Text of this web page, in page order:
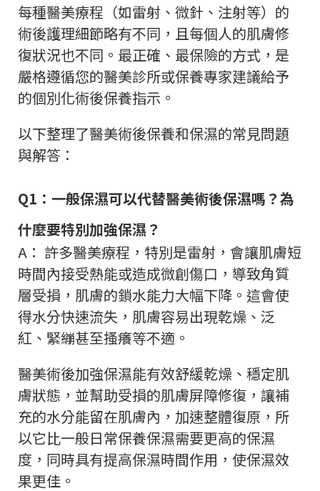
每種醫美療程（如雷射、微針、注射等）的
術後護理細節略有不同，且每個人的肌膚修
復狀況也不同。最正確、最保險的方式，是
嚴格遵循您的醫美診所或保養專家建議給予
的個別化術後保養指示。
以下整理了醫美術後保養和保濕的常見問題
與解答：
Q1：一般保濕可以代替醫美術後保濕嗎？為
什麼要特別加強保濕？
A： 許多醫美療程，特別是雷射，會讓肌膚短
時間內接受熱能或造成微創傷口，導致角質
層受損，肌膚的鎖水能力大幅下降。這會使
得水分快速流失，肌膚容易出現乾燥、泛
紅、緊繃甚至搔癢等不適。
醫美術後加強保濕能有效舒緩乾燥、穩定肌
膚狀態，並幫助受損的肌膚屏障修復，讓補
充的水分能留在肌膚內，加速整體復原，所
以它比一般日常保養保濕需要更高的保濕
度，同時具有提高保濕時間作用，使保濕效
果更佳。